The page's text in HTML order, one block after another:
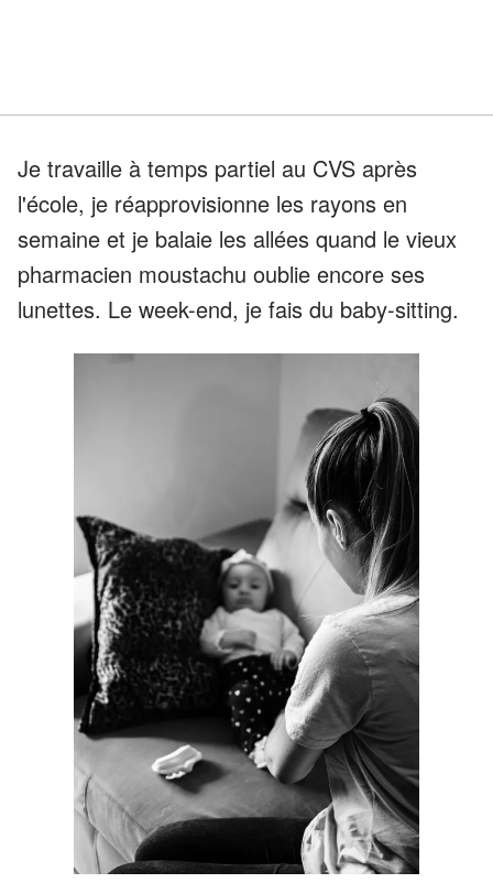
Je travaille à temps partiel au CVS après
l'école, je réapprovisionne les rayons en
semaine et je balaie les allées quand le vieux
pharmacien moustachu oublie encore ses
lunettes. Le week-end, je fais du baby-sitting.